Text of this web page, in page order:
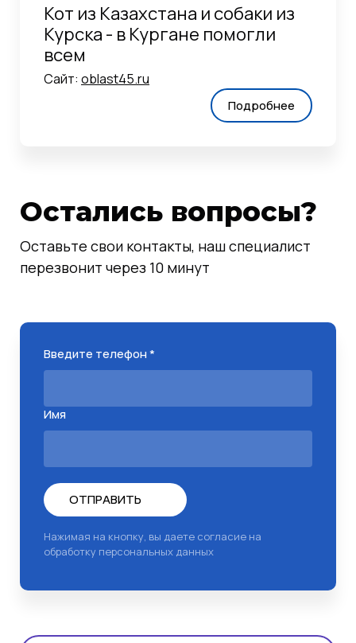
Кот из Казахстана и собаки из
Курска - в Кургане помогли
всем
Сайт: oblast45.ru
Подробнее
Остались вопросы?
Оставьте свои контакты, наш специалист
перезвонит через 10 минут
Введите телефон *
Имя
ОТПРАВИТЬ
Нажимая на кнопку, вы даете согласие на
обработку персональных данных